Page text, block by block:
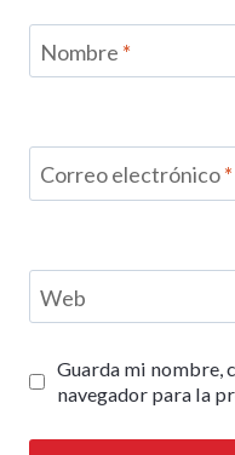
Nombre *
Correo electrónico*
Web
Guarda mi nombre,
navegador para la